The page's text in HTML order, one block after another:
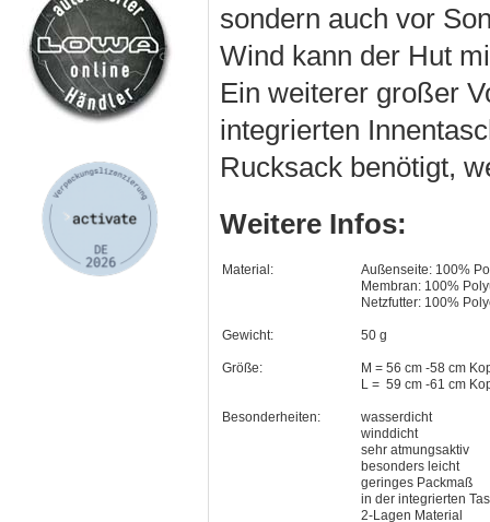
sondern auch vor
Wind kann der Hut
Ein weiterer großer
integrierten
Rucksack benötigt,
Weitere Infos:
Material:
Außenseite: 100%
Membran: 100%
Netzfutter: 100%
Gewicht: 50 g
Größe:
M = 56 cm -58 cm
L = 59 cm -61 cm
Besonderheiten:
wasserdicht
winddicht
sehr atmungsaktiv
besonders leicht
geringes Packmaß
in der integrierten
2-Lagen Material